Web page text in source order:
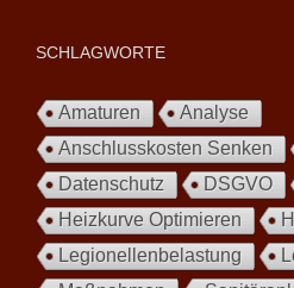
SCHLAGWORTE
Amaturen
Analyse
Anschlusskosten Senken
Datenschutz
DSGVO
Heizkurve Optimieren
Legionellenbelastung